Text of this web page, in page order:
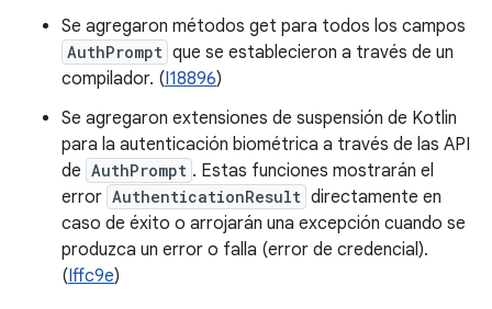
Se agregaron métodos get para todos los campos
AuthPrompt que se establecieron a través de un
compilador. (I18896)
Se agregaron extensiones de suspensión de Kotlin
para la autenticación biométrica a través de las API
de AuthPrompt . Estas funciones mostrarán el
error AuthenticationResult directamente en
caso de éxito o arrojarán una excepción cuando se
produzca un error o falla (error de credencial).
(Iffc9e)